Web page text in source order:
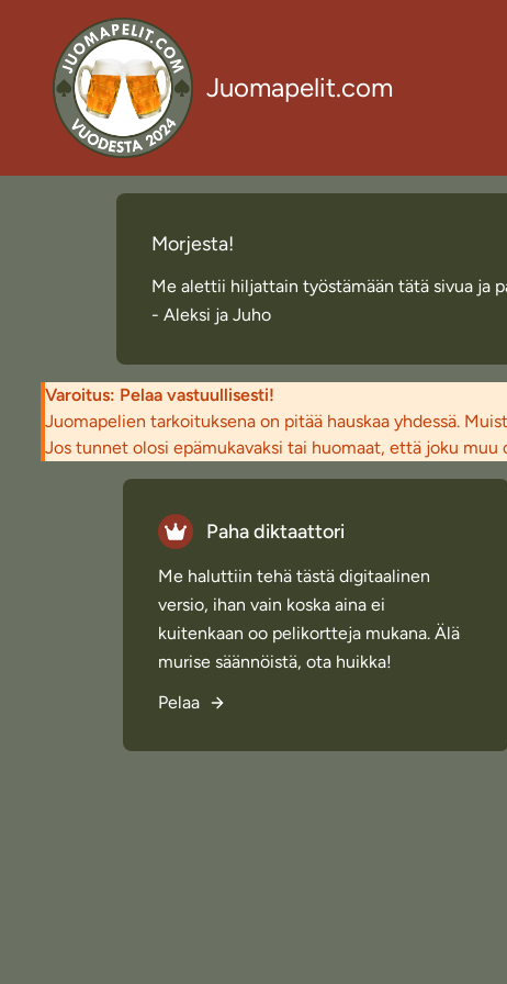
Juomapelit.com
Morjesta!
Me alettii hiljattain työstämään tätä sivua ja
- Aleksi ja Juho
Varoitus: Pelaa vastuullisesti!
Juomapelien tarkoituksena on pitää hauskaa yhdessä.
Jos tunnet olosi epämukavaksi tai huomaat, että joku
Paha diktaattori
Me haluttiin tehä tästä digitaalinen
versio, ihan vain koska aina ei
kuitenkaan oo pelikortteja mukana. Älä
murise säännöistä, ota huikka!
Pelaa